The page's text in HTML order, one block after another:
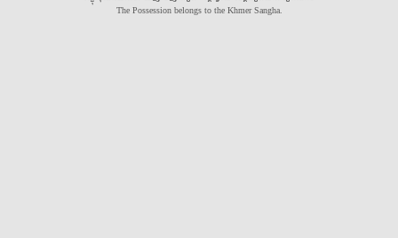
The Possession belongs to the Khmer Sangha.